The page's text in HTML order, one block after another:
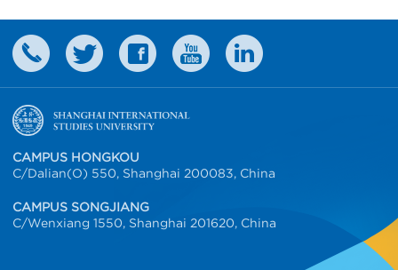
CAMPUS HONGKOU
C/Dalian(O) 550, Shanghai 200083, China
CAMPUS SONGJIANG
C/Wenxiang 1550, Shanghai 201620, China